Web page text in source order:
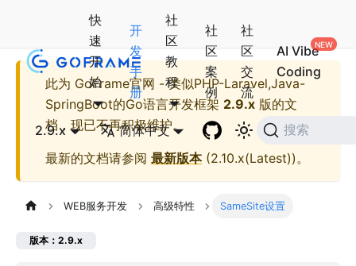
快
速
开
始
开
发
手
册
社
区
教
程
社
区
案
例
社
区
交
流
AI Vibe
Coding
2.9.x 简体中文 搜索
此为 GoFrame官网 - 类似PHP-Laravel,Java-
SpringBoot的Go语言开发框架 2.9.x 版的文
档，现已不再积极维护。
最新的文档请参阅 最新版本(2.10.x(Latest))。
WEB服务开发 高级特性 SameSite设置
版本：2.9.x